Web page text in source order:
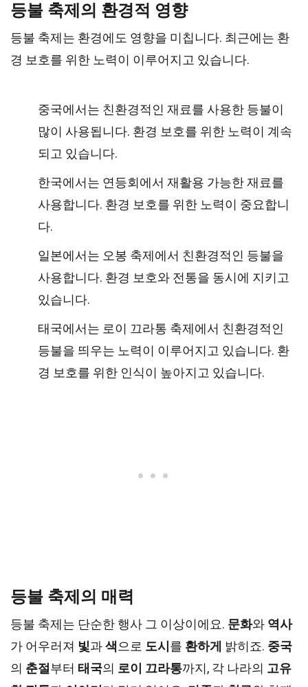
등불 축제의 환경적 영향
등불 축제는 환경에도 영향을 미칩니다. 최근에는 환
경 보호를 위한 노력이 이루어지고 있습니다.
중국에서는 친환경적인 재료를 사용한 등불이
많이 사용됩니다. 환경 보호를 위한 노력이 계속
되고 있습니다.
한국에서는 연등회에서 재활용 가능한 재료를
사용합니다. 환경 보호를 위한 노력이 중요합니
다.
일본에서는 오봉 축제에서 친환경적인 등불을
사용합니다. 환경 보호와 전통을 동시에 지키고
있습니다.
태국에서는 로이 끄라통 축제에서 친환경적인
등불을 띄우는 노력이 이루어지고 있습니다. 환
경 보호를 위한 인식이 높아지고 있습니다.
등불 축제의 매력
등불 축제는 단순한 행사 그 이상이에요. 문화와 역사
가 어우러져 빛과색 으로 도시 를 환하게 밝히죠. 중국
의 춘절 부터 태국의 로이 끄라통까지, 각 나라의 고유